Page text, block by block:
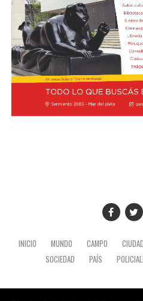
INICIO MUNDO CAMPO CIUDAD
SOCIEDAD
PAÍS